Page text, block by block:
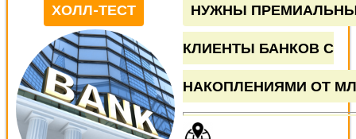
ХОЛЛ-ТЕСТ НУЖНЫ
КЛИЕНТЫ БАНКОВ С
НАКОПЛЕНИЯМИ ОТ